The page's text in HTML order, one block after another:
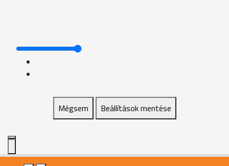
Mégsem Beállítások mentése